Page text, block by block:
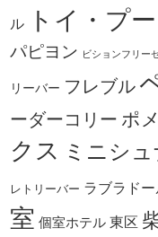
ル トイ・プ
パピヨン ビションフリー
リーバー フレブル
ーダーコリー ポ
クス ミニシュ
レトリーバー ラブラド
室 個室ホテル 東区